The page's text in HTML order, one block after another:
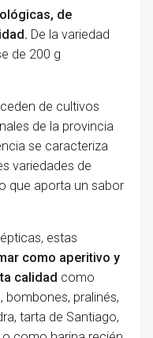
de
De la variedad
de 200 g
de cultivos
de la provincia
se caracteriza
variedades de
que aporta un sabor
estas
como aperitivo y
calidad como
bombones, pralinés,
tarta de Santiago,